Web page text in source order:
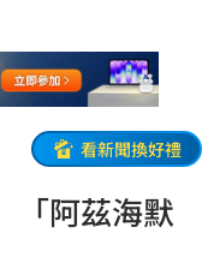
看新聞換好禮
阿茲海默